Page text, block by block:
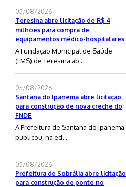
05/08/2026
Teresina abre licitação de R$ 4
milhões para compra de
equipamentos médico-hospitalares
A Fundação Municipal de Saúde
(FMS) de Teresina ab...
05/08/2026
Santana do Ipanema abre licitação
para construção de nova creche do
FNDE
A Prefeitura de Santana do Ipanema
publicou, na ed...
05/08/2026
Prefeitura de Sobrália abre licitação
para construção de ponte no